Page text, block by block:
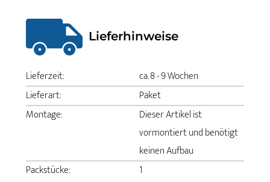
Lieferhinweise
Lieferzeit:
ca. 8 - 9 Wochen
Lieferart:
Paket
Montage:
Dieser Artikel ist
vormontiert und benötigt
keinen Aufbau
Packstücke:
1